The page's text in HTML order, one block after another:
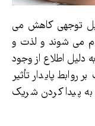
توجهی کاهش می
می شوند و لذت و
دلیل اطلاع از وجود
پایدار تأثیر
به پیدا کردن شریک